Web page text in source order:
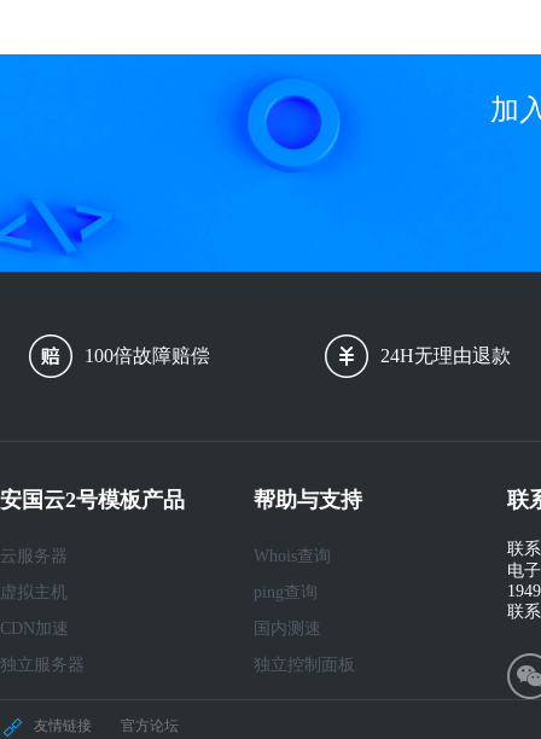
加
100倍故障赔偿 24H无理由退款
安国云2号模板产品
云服务器
虚拟主机
CDN加速
独立服务器
帮助与支持
Whois查询
ping查询
国内测速
独立控制面板
联
联
电
联
友情链接 官方论坛